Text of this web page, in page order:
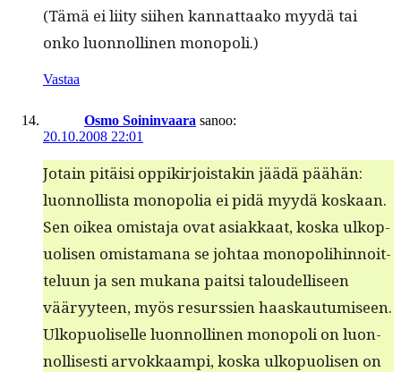
(Tämä ei liity siihen kan­nat­taako myy­dä tai
onko luon­nolli­nen monopoli.)
Vastaa
Osmo Soininvaara sanoo:
20.10.2008 22:01
Jotain pitäisi oppikir­jois­takin jäädä päähän:
luon­nol­lista monop­o­lia ei pidä myy­dä koskaan.
Sen oikea omis­ta­ja ovat asi­akkaat, kos­ka ulkop­
uolisen omis­ta­mana se johtaa monop­o­li­hin­noit­
telu­un ja sen mukana pait­si taloudel­liseen
vääryy­teen, myös resurssien haaskau­tu­miseen.
Ulkop­uoliselle luon­nolli­nen monop­o­li on luon­
nol­lis­es­ti arvokkaampi, kos­ka ulkop­uolisen on